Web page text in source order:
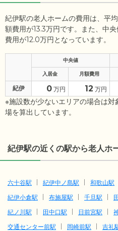
紀伊駅の老人ホームの費用は、平
額費用が13.3万円です。また、中
費用が12.0万円となっています。
中央値
入居金 月額費用
紀伊 0 万円 12 万円
※施設数が少ないエリアの場合は
場を算出しています。
紀伊駅の近くの駅から老人ホ
六十谷駅 紀伊中ノ島駅 和歌山駅
紀伊小倉駅
布施屋駅 千旦駅
紀ノ川駅
田中口駅 日前宮駅
交通センター前駅
岡崎前駅 吉礼